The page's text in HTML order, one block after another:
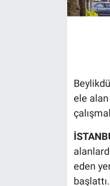
ele
eden
başlattı.